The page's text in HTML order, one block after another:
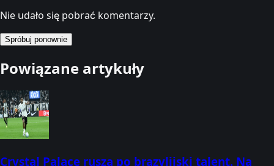
Nie udało się pobrać komentarzy.
Spróbuj ponownie
Powiązane artykuły
Crystal Palace rusza po brazylijski talent. Na